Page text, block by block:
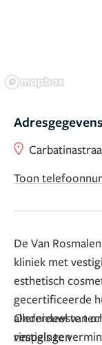
Adresgegevens
Toon
De Van
kliniek met
esthetisch
gecertificeerde
allernieuwste
rimpels te
Onderdeel van
vestigingen